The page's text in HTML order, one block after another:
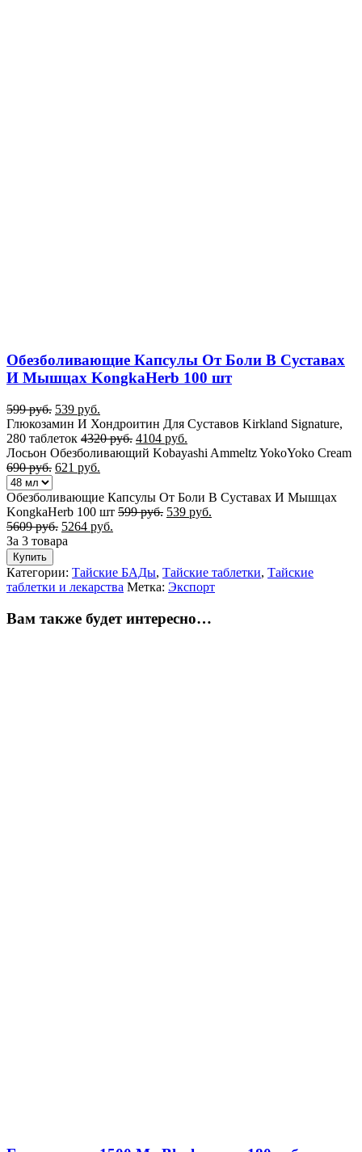
Обезболивающие Капсулы От Боли В Суставах
И Мышцах KongkaHerb 100 шт
599руб. 539 руб.
Глюкозамин И Хондроитин Для Суставов Kirkland Signature,
280 таблеток 4320руб. 4104 руб.
Лосьон Обезболивающий Kobayashi Ammeltz YokoYoko Cream
690руб. 621 руб.
Обезболивающие Капсулы От Боли В Суставах И Мышцах
KongkaHerb 100 шт 599руб. 539 руб.
5609руб. 5264 руб.
За 3 товара
Купить
Категории: Тайские БАДы, Тайские таблетки, Тайские
таблетки и лекарства Метка: Экспорт
Вам также будет интересно…